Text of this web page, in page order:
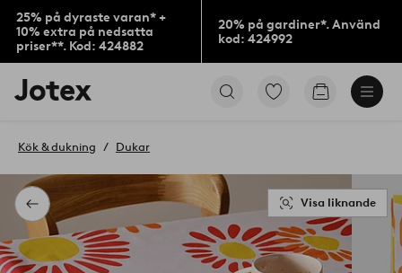
25% på dyraste varan* +
10% extra på nedsatta
priser**. Kod: 424882
20% på gardiner*. Använd
kod: 424992
Jotex
logotyp
till
Gå
Gå
Tillbaka
Kök & dukning Dukar
Visa liknande